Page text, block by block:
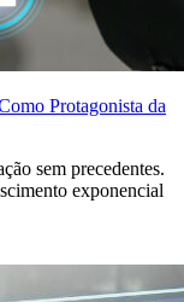
Protagonista da
sem precedentes.
exponencial